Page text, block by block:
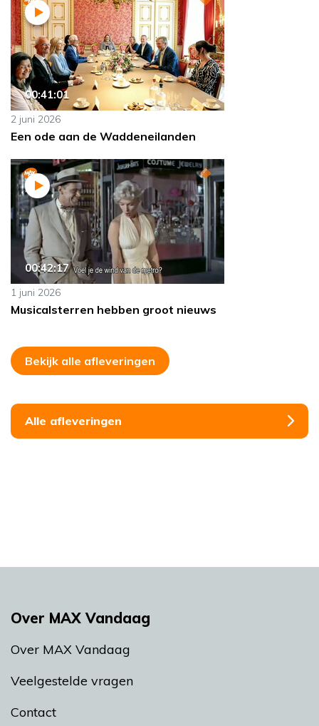
00:41:01
2 juni 2026
Een ode aan de Waddeneilanden
00:42:17
1 juni 2026
Musicalsterren hebben groot nieuws
Bekijk alle afleveringen
Alle afleveringen
Over MAX Vandaag
Over MAX Vandaag
Veelgestelde vragen
Contact